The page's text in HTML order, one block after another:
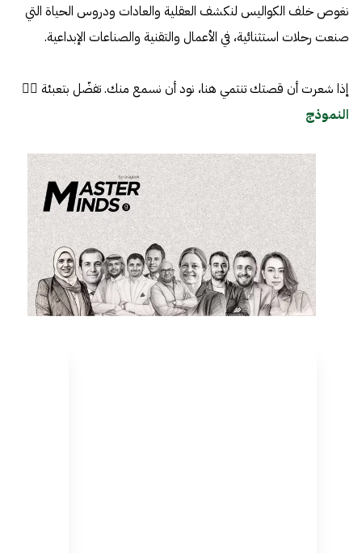
نغوص خلف الكواليس لنكشف العقلية والعادات ودروس الحياة التي
صنعت رحلات استثنائية، في الأعمال والتقنية والصناعات الإبداعية.
إذا شعرت أن قصتك تنتمي هنا، نود أن نسمع منك. تفضّل بتعبئة 👈🏼
النموذج